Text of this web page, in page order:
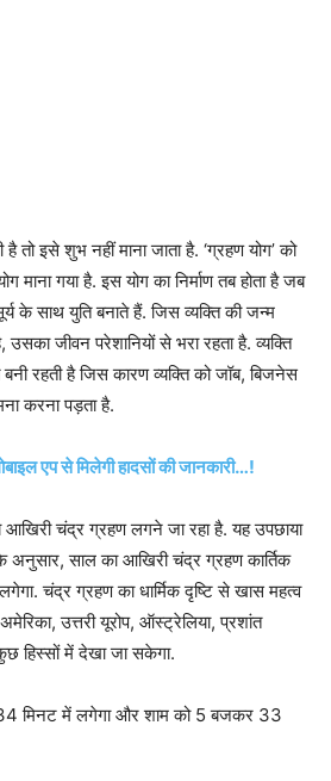
तो इसे शुभ नहीं माना जाता है. ‘ग्रहण योग’ को
माना गया है. इस योग का निर्माण तब होता है जब
के साथ युति बनाते हैं. जिस व्यक्ति की जन्म
उसका जीवन परेशानियों से भरा रहता है. व्यक्ति
रहती है जिस कारण व्यक्ति को जॉब, बिजनेस
करना पड़ता है.
एप से मिलेगी हादसों की जानकारी…!
चंद्र ग्रहण लगने जा रहा है. यह उपछाया
अनुसार, साल का आखिरी चंद्र ग्रहण कार्तिक
लगेगा. चंद्र ग्रहण का धार्मिक दृष्टि से खास महत्व
उत्तरी यूरोप, ऑस्ट्रेलिया, प्रशांत
हिस्सों में देखा जा सकेगा.
मिनट में लगेगा और शाम को 5 बजकर 33